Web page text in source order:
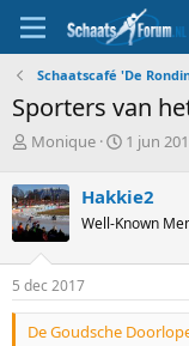
Schaatscafé 'De
Sporters van
T
p
i
c
s
t
a
r
t
Monique
S
r
t
a
u
m
1 jun
Hakkie2
Well-Known
5 dec 2017
De Goudsche